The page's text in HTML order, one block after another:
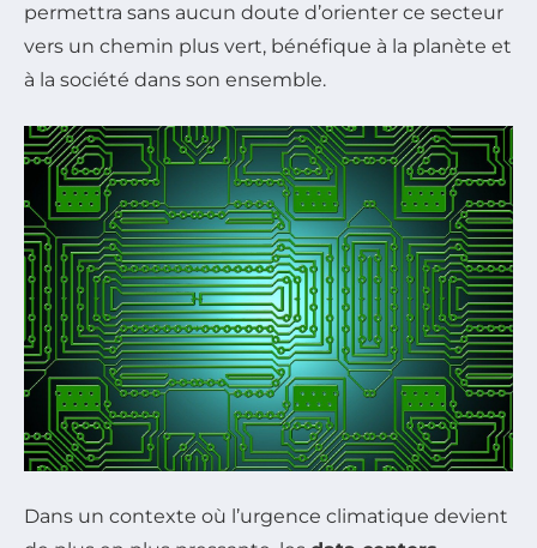
permettra sans aucun doute d’orienter ce secteur
vers un chemin plus vert, bénéfique à la planète et
à la société dans son ensemble.
Dans un contexte où l’urgence climatique devient